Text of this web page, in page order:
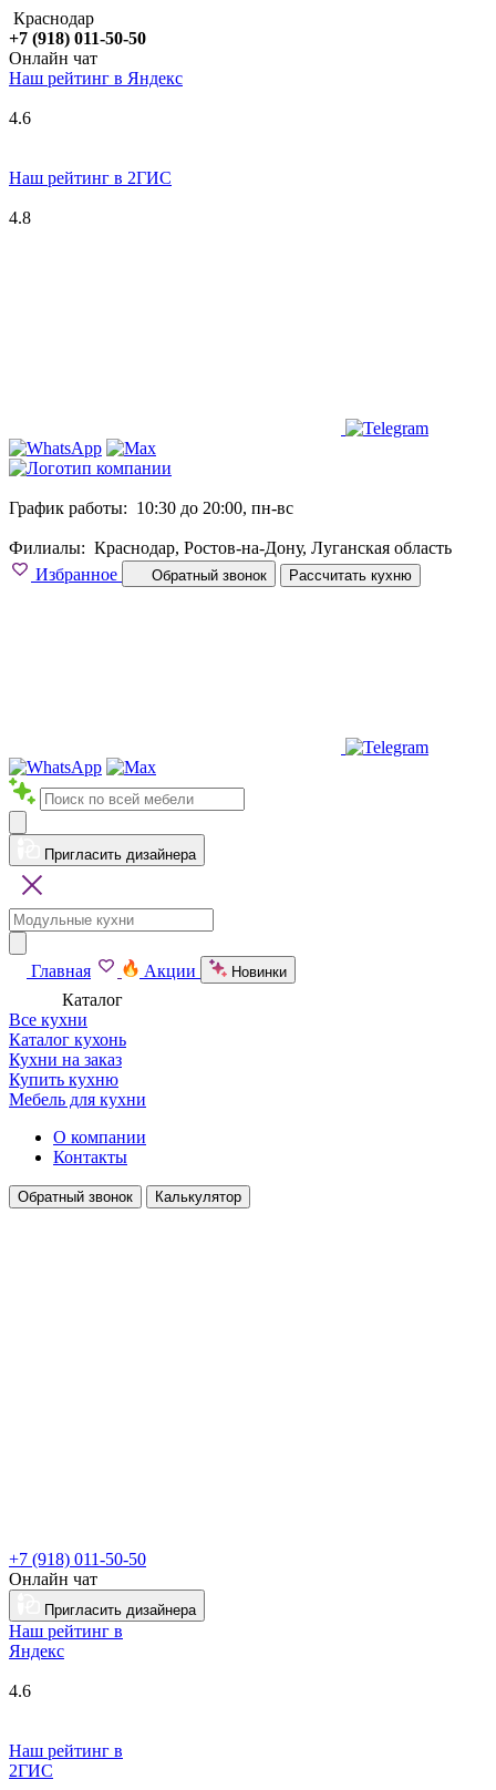
Краснодар
+7 (918) 011-50-50
Онлайн чат
Наш рейтинг в Яндекс
4.6
Наш рейтинг в 2ГИС
4.8
График работы: 10:30 до 20:00, пн-вс
Филиалы: Краснодар, Ростов-на-Дону, Луганская область
Избранное
Обратный звонок Рассчитать кухню
Пригласить дизайнера
Главная Акции Новинки
Каталог
Все кухни
Каталог кухонь
Кухни на заказ
Купить кухню
Мебель для кухни
О компании
Контакты
Обратный звонок Калькулятор
+7 (918) 011-50-50
Онлайн чат
Пригласить дизайнера
Наш рейтинг в
Яндекс
4.6
Наш рейтинг в
2ГИС